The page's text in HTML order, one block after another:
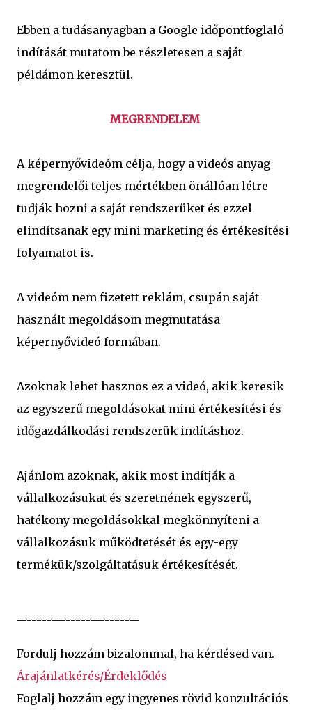
Ebben a tudásanyagban a Google időpontfoglaló
indítását mutatom be részletesen a saját
példámon keresztül.
MEGRENDELEM
A képernyővideóm célja, hogy a videós anyag
megrendelői teljes mértékben önállóan létre
tudják hozni a saját rendszerüket és ezzel
elindítsanak egy mini marketing és értékesítési
folyamatot is.
A videóm nem fizetett reklám, csupán saját
használt megoldásom megmutatása
képernyővideó formában.
Azoknak lehet hasznos ez a videó, akik keresik
az egyszerű megoldásokat mini értékesítési és
időgazdálkodási rendszerük indításhoz.
Ajánlom azoknak, akik most indítják a
vállalkozásukat és szeretnének egyszerű,
hatékony megoldásokkal megkönnyíteni a
vállalkozásuk működtetését és egy-egy
termékük/szolgáltatásuk értékesítését.
-------------------------
Fordulj hozzám bizalommal, ha kérdésed van.
Árajánlatkérés/Érdeklődés
Foglalj hozzám egy ingyenes rövid konzultációs